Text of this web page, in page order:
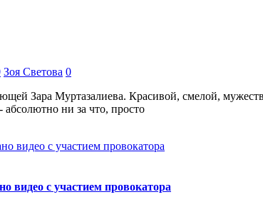
Зоя Светова 0
Зара Муртазалиева. Красивой, смелой,
ни за что, просто
видео с участием провокатора